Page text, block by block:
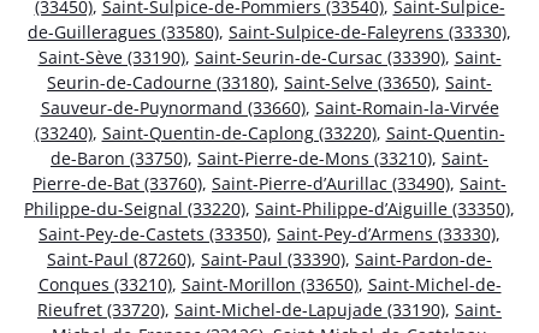
(33450), Saint-Sulpice-de-Pommiers (33540), Saint-Sulpice-
de-Guilleragues (33580), Saint-Sulpice-de-Faleyrens (33330),
Saint-Sève (33190), Saint-Seurin-de-Cursac (33390), Saint-
Seurin-de-Cadourne (33180), Saint-Selve (33650), Saint-
Sauveur-de-Puynormand (33660), Saint-Romain-la-Virvée
(33240), Saint-Quentin-de-Caplong (33220), Saint-Quentin-
de-Baron (33750), Saint-Pierre-de-Mons (33210), Saint-
Pierre-de-Bat (33760), Saint-Pierre-d’Aurillac (33490), Saint-
Philippe-du-Seignal (33220), Saint-Philippe-d’Aiguille (33350),
Saint-Pey-de-Castets (33350), Saint-Pey-d’Armens (33330),
Saint-Paul (87260), Saint-Paul (33390), Saint-Pardon-de-
Conques (33210), Saint-Morillon (33650), Saint-Michel-de-
Rieufret (33720), Saint-Michel-de-Lapujade (33190), Saint-